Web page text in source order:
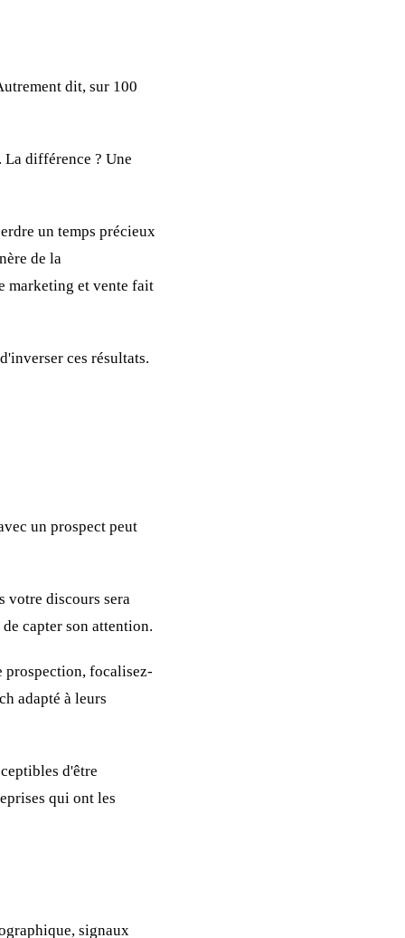
dit, sur 100
La différence ? Une
un temps précieux
de la
marketing et vente fait
ces résultats.
un prospect peut
votre discours sera
capter son attention.
prospection, focalisez-
adapté à leurs
d'être
qui ont les
signaux